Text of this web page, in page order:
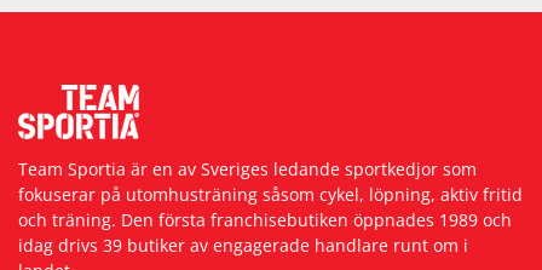
Team Sportia är en av Sveriges ledande sportkedjor som
fokuserar på utomhusträning såsom cykel, löpning, aktiv fritid
och träning. Den första franchisebutiken öppnades 1989 och
idag drivs 39 butiker av engagerade handlare runt om i